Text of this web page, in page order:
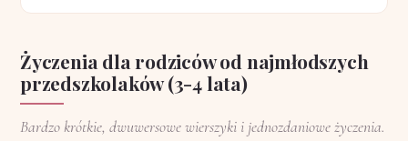
Życzenia dla rodziców od najmłodszych
przedszkolaków (3-4 lata)
Bardzo krótkie, dwuwersowe wierszyki i jednozdaniowe życzenia.